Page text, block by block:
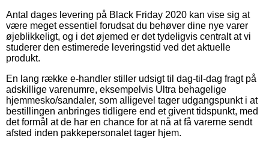
Antal dages levering på Black Friday 2020 kan vise sig at
være meget essentiel forudsat du behøver dine nye varer
øjeblikkeligt, og i det øjemed er det tydeligvis centralt at vi
studerer den estimerede leveringstid ved det aktuelle
produkt.
En lang række e-handler stiller udsigt til dag-til-dag fragt på
adskillige varenumre, eksempelvis Ultra behagelige
hjemmesko/sandaler, som alligevel tager udgangspunkt i at
bestillingen anbringes tidligere end et givent tidspunkt, med
det formål at de har en chance for at nå at få varerne sendt
afsted inden pakkepersonalet tager hjem.